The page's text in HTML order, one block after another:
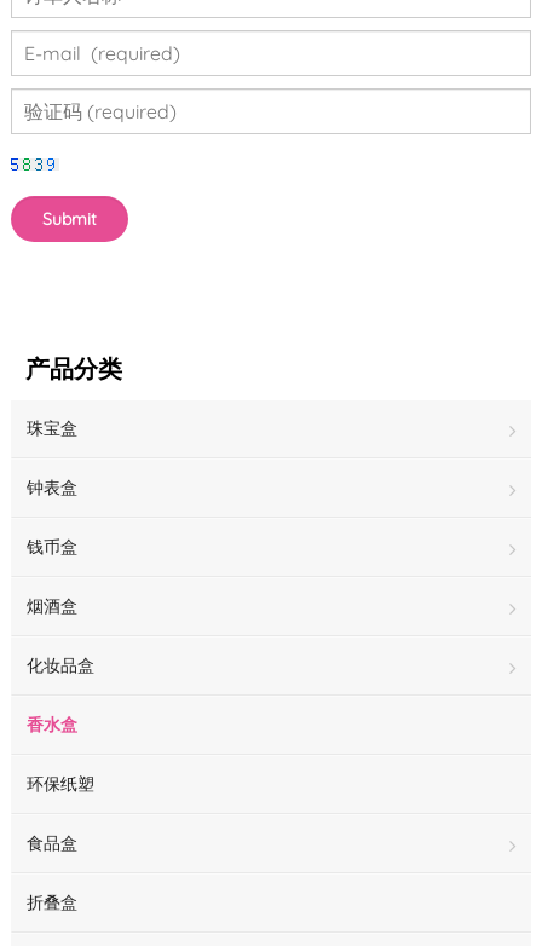
产品分类
珠宝盒
钟表盒
钱币盒
烟酒盒
化妆品盒
香水盒
环保纸塑
食品盒
折叠盒